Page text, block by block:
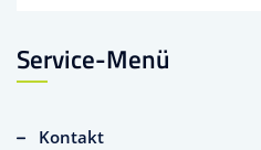
Service-Menü
Kontakt